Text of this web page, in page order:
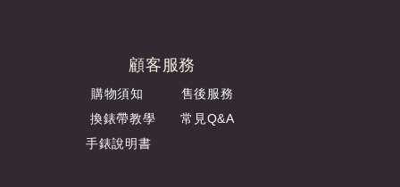
顧客服務
購物須知 售後服務
換錶帶教學常見Q&A
手錶說明書